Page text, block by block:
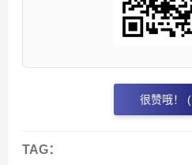
很赞哦！ (
TAG：